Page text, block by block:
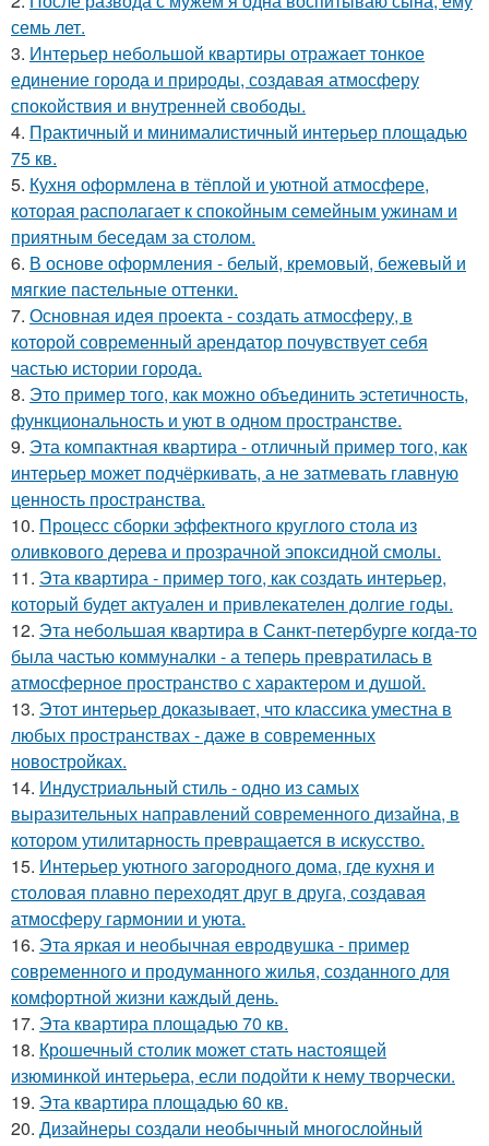
семь лет.
3. Интерьер небольшой квартиры отражает тонкое
единение города и природы, создавая атмосферу
спокойствия и внутренней свободы.
4. Практичный и минималистичный интерьер площадью
75 кв.
5. Кухня оформлена в тёплой и уютной атмосфере,
которая располагает к спокойным семейным ужинам и
приятным беседам за столом.
6. В основе оформления - белый, кремовый, бежевый и
мягкие пастельные оттенки.
7. Основная идея проекта - создать атмосферу, в
которой современный арендатор почувствует себя
частью истории города.
8. Это пример того, как можно объединить эстетичность,
функциональность и уют в одном пространстве.
9. Эта компактная квартира - отличный пример того, как
интерьер может подчёркивать, а не затмевать главную
ценность пространства.
10. Процесс сборки эффектного круглого стола из
оливкового дерева и прозрачной эпоксидной смолы.
11. Эта квартира - пример того, как создать интерьер,
который будет актуален и привлекателен долгие годы.
12. Эта небольшая квартира в Санкт-петербурге когда-то
была частью коммуналки - а теперь превратилась в
атмосферное пространство с характером и душой.
13. Этот интерьер доказывает, что классика уместна в
любых пространствах - даже в современных
новостройках.
14. Индустриальный стиль - одно из самых
выразительных направлений современного дизайна, в
котором утилитарность превращается в искусство.
15. Интерьер уютного загородного дома, где кухня и
столовая плавно переходят друг в друга, создавая
атмосферу гармонии и уюта.
16. Эта яркая и необычная евродвушка - пример
современного и продуманного жилья, созданного для
комфортной жизни каждый день.
17. Эта квартира площадью 70 кв.
18. Крошечный столик может стать настоящей
изюминкой интерьера, если подойти к нему творчески.
19. Эта квартира площадью 60 кв.
20. Дизайнеры создали необычный многослойный